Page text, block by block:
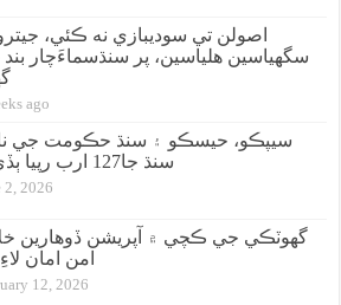
سگهياسين هلياسين، پر سنڌسماءَچار بند
ago
سيپڪو، حيسڪو ۽ سنڌ حڪومت جي
سنڌ جا127 ارب رپيا ٻڏي ويا؟
2, 2026
گهوٽڪي جي ڪچي ۾ آپريشن ڏوهارين
امن امان
12, 2026